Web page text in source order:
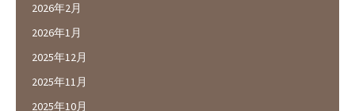
2026年2月
2026年1月
2025年12月
2025年11月
2025年10月